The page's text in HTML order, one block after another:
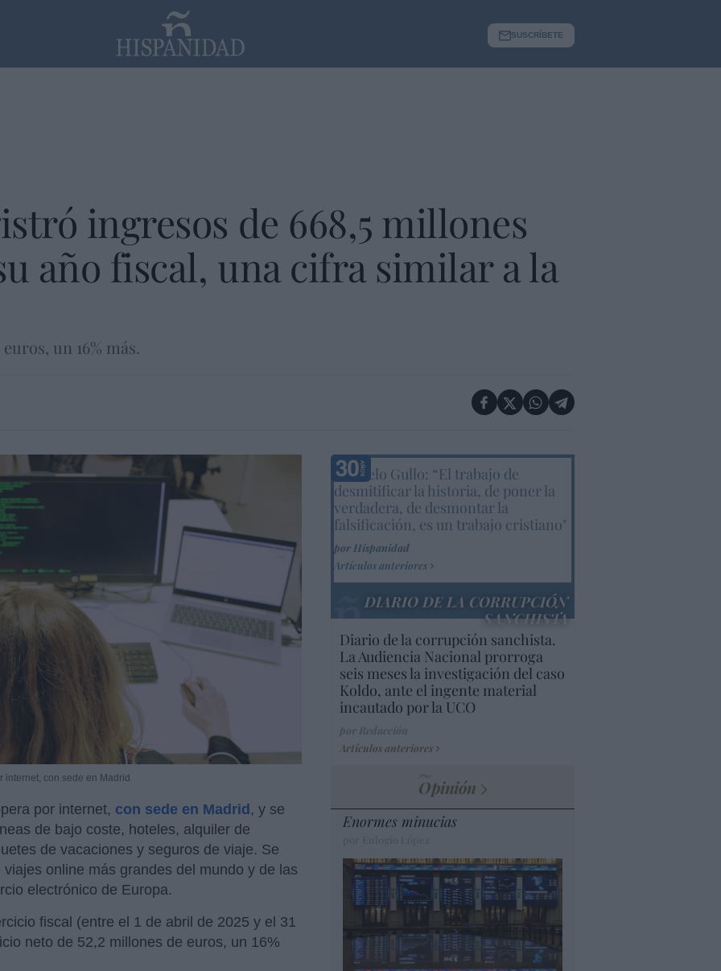
SUSCRÍBETE
ingresos de 668,5 millones
año fiscal, una cifra similar a la
un 16% más.
internet, con sede en Madrid
por internet, con sede en Madrid, y se
de bajo coste, hoteles, alquiler de
de vacaciones y seguros de viaje. Se
online más grandes del mundo y de las
electrónico de Europa.
fiscal (entre el 1 de abril de 2025 y el 31
neto de 52,2 millones de euros, un 16%
Marcelo Gullo: “El trabajo de
desmitificar la historia, de poner la
verdadera, de desmontar la
falsificación, es un trabajo cristiano"
por Hispanidad
Artículos anteriores
DIARIO DE LA CORRUPCIÓN
SANCHISTA
Diario de la corrupción sanchista.
La Audiencia Nacional prorroga
seis meses la investigación del caso
Koldo, ante el ingente material
incautado por la UCO
Artículos anteriores
Opinión
Enormes minucias